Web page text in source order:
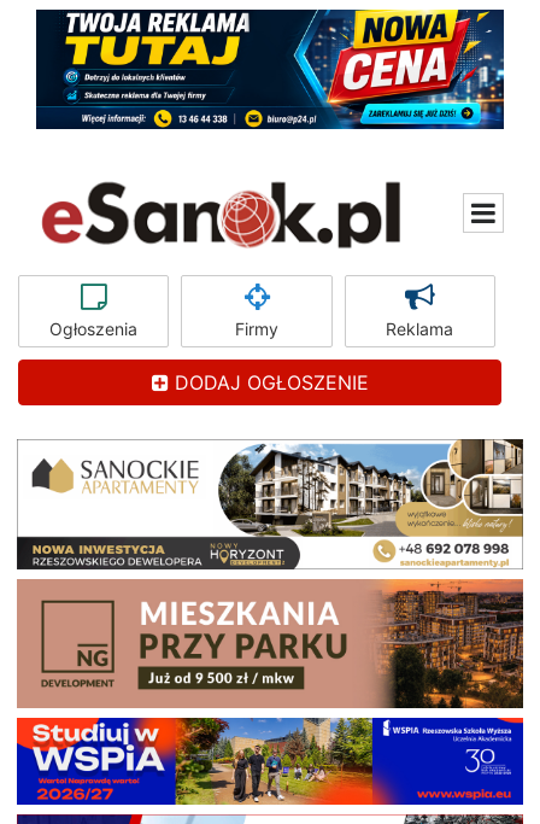
Ogłoszenia Firmy Reklama
DODAJ OGŁOSZENIE